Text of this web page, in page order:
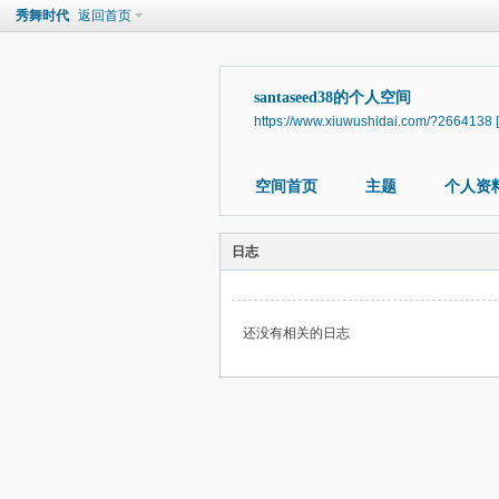
秀舞时代 返回首页
santaseed38的个人空间
https://www.xiuwushidai.com/?2664138
空间首页 主题 个人资
日志
还没有相关的日志